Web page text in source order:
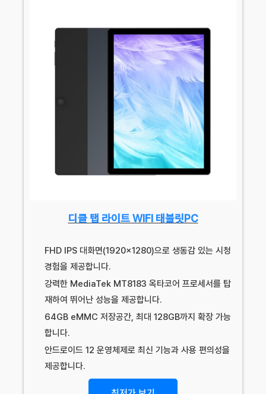
디클 탭 라이트 WIFI 태블릿PC
FHD IPS 대화면(1920×1280)으로 생동감 있는 시청
경험을 제공합니다.
강력한 MediaTek MT8183 옥타코어 프로세서를 탑
재하여 뛰어난 성능을 제공합니다.
64GB eMMC 저장공간, 최대 128GB까지 확장 가능
합니다.
안드로이드 12 운영체제로 최신 기능과 사용 편의성을
제공합니다.